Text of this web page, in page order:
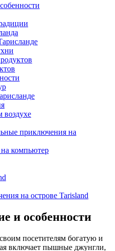
воздухе
приключения на
на компьютер
на острове Tarisland
и особенности
посетителям богатую и
включает пышные джунгли,